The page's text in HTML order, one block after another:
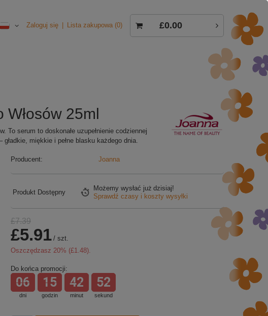
Zaloguj się Lista zakupowa 0 £0.00
25ml
To serum to doskonałe uzupełnienie codziennej
miękkie i pełne blasku każdego dnia.
Producent: Joanna
Produkt Dostępny
Możemy wysłać już dzisiaj!
Sprawdź czasy i koszty wysyłki
£7.39
£5.91 / szt.
Oszczędzasz 20% (£1.48).
Do końca promocji:
dni
06
godzin
15
minut
42
sekund
51